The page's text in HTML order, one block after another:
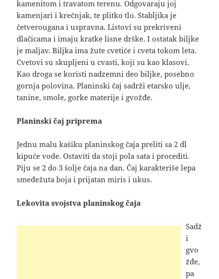
kamenitom i travatom terenu. Odgovaraju joj
kamenjari i krečnjak, te plitko tlo. Stabljika je
četverougana i uspravna. Listovi su prekriveni
dlačicama i imaju kratke lisne drške. I ostatak biljke
je maljav. Biljka ima žute cvetiće i cveta tokom leta.
Cvetovi su skupljeni u cvasti, koji su kao klasovi.
Kao droga se koristi nadzemni deo biljke, posebno
gornja polovina. Planinski čaj sadrži etarsko ulje,
tanine, smole, gorke materije i gvožđe.
Planinski čaj priprema
Jednu malu kašiku planinskog čaja preliti sa 2 dl
kipuće vode. Ostaviti da stoji pola sata i procediti.
Piju se 2 do 3 šolje čaja na dan. Čaj karakteriše lepa
smeđežuta boja i prijatan miris i ukus.
Lekovita svojstva planinskog čaja
Sadž
i
gvo
žđe,
pa